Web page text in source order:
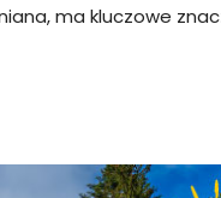
ma kluczowe